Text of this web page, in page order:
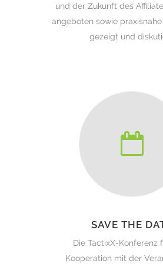
und der Zukunft des
angeboten sowie
gezeigt und
SAVE THE
Die TactixX-Konferenz
Kooperation mit der